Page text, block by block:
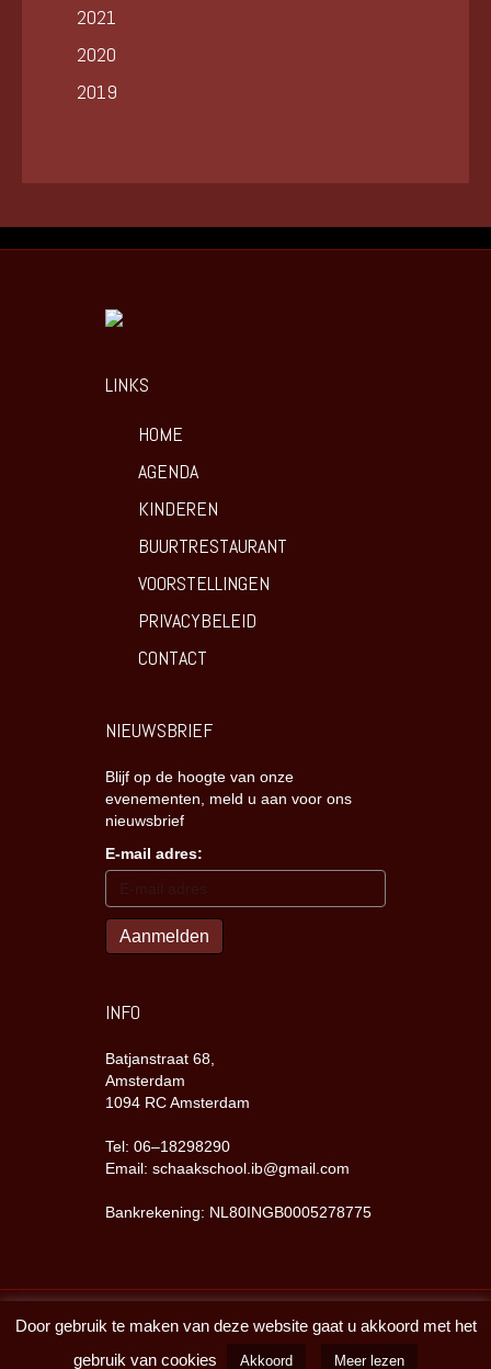
2021
2020
2019
LINKS
HOME
AGENDA
KINDEREN
BUURTRESTAURANT
VOORSTELLINGEN
PRIVACYBELEID
CONTACT
NIEUWSBRIEF
Blijf op de hoogte van onze
evenementen, meld u aan voor ons
nieuwsbrief
E-mail adres:
INFO
Batjanstraat 68,
Amsterdam
1094 RC Amsterdam
Tel: 06–18298290
Email: schaakschool.ib@gmail.com
Bankrekening: NL80INGB0005278775
Door gebruik te maken van deze website gaat u akkoord met het
gebruik van cookies
Akkoord Meer lezen